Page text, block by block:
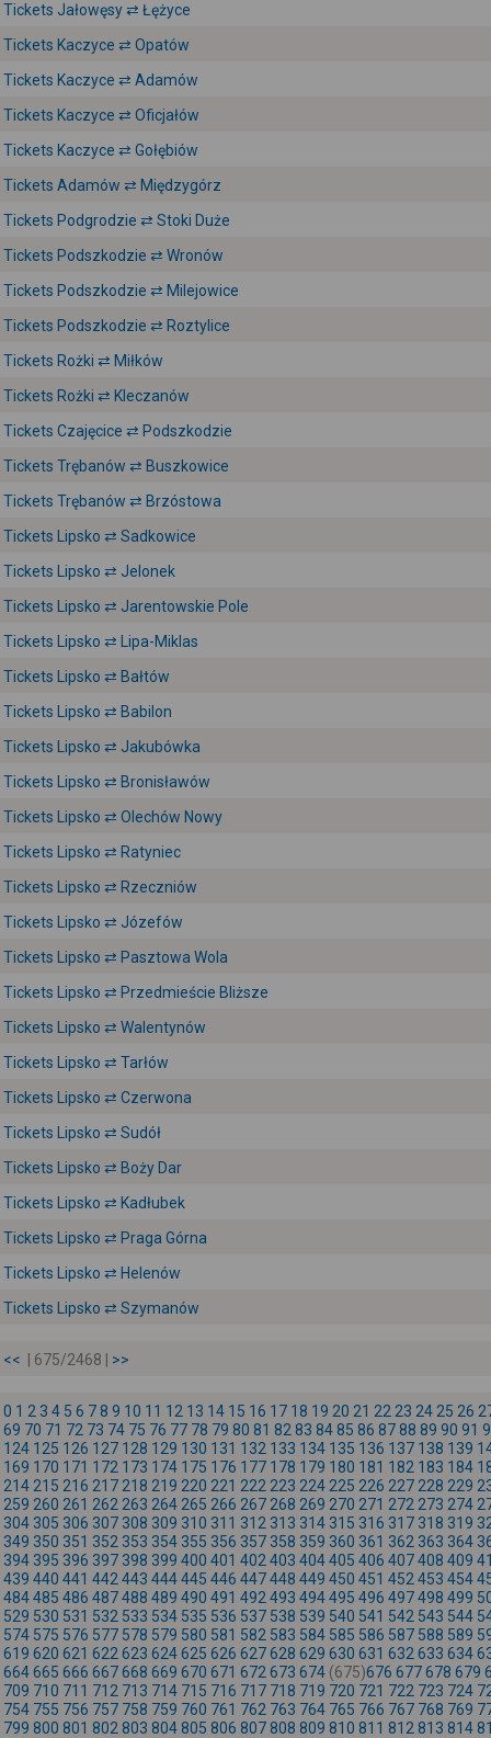
Tickets Jałowęsy ⇄ Łężyce
Tickets Kaczyce ⇄ Opatów
Tickets Kaczyce ⇄ Adamów
Tickets Kaczyce ⇄ Oficjałów
Tickets Kaczyce ⇄ Gołębiów
Tickets Adamów ⇄ Międzygórz
Tickets Podgrodzie ⇄ Stoki Duże
Tickets Podszkodzie ⇄ Wronów
Tickets Podszkodzie ⇄ Milejowice
Tickets Podszkodzie ⇄ Roztylice
Tickets Rożki ⇄ Miłków
Tickets Rożki ⇄ Kleczanów
Tickets Czajęcice ⇄ Podszkodzie
Tickets Trębanów ⇄ Buszkowice
Tickets Trębanów ⇄ Brzóstowa
Tickets Lipsko ⇄ Sadkowice
Tickets Lipsko ⇄ Jelonek
Tickets Lipsko ⇄ Jarentowskie Pole
Tickets Lipsko ⇄ Lipa-Miklas
Tickets Lipsko ⇄ Bałtów
Tickets Lipsko ⇄ Babilon
Tickets Lipsko ⇄ Jakubówka
Tickets Lipsko ⇄ Bronisławów
Tickets Lipsko ⇄ Olechów Nowy
Tickets Lipsko ⇄ Ratyniec
Tickets Lipsko ⇄ Rzeczniów
Tickets Lipsko ⇄ Józefów
Tickets Lipsko ⇄ Pasztowa Wola
Tickets Lipsko ⇄ Przedmieście Bliższe
Tickets Lipsko ⇄ Walentynów
Tickets Lipsko ⇄ Tarłów
Tickets Lipsko ⇄ Czerwona
Tickets Lipsko ⇄ Sudół
Tickets Lipsko ⇄ Boży Dar
Tickets Lipsko ⇄ Kadłubek
Tickets Lipsko ⇄ Praga Górna
Tickets Lipsko ⇄ Helenów
Tickets Lipsko ⇄ Szymanów
<< | 675/2468 | >>
0 1 2 3 4 5 6 78 9 10 11 12 13 14 15 16 17 18 19 20 21 22 23 24 25 26
69 70 71 72 73 74 75 76 77 78 79 80 81 82 83 8485 86 8788 89 90 91
124 125 126 127 128 129 130 131 132 133 134 135 136 137 138 139
169 170 171 172 173 174 175 176 177 178 179 180 181 182 183 184
214 215 216 217 218 219 220 221 222 223 224 225 226 227 228 229
259 260 261 262 263 264 265 266 267 268 269 270 271 272 273 274
304 305 306 307 308 309 310 311 312 313 314 315 316 317 318 319
349 350 351 352 353 354 355 356 357 358 359 360 361 362 363 364
394 395 396 397 398 399 400 401 402 403 404405 406 407408 409
439 440 441 442 443 444445 446 447448 449 450 451 452 453 454
484485 486 487488 489 490 491 492 493 494495 496 497498 499
529 530 531 532 533 534 535 536 537 538 539 540 541 542 543 544
574 575 576 577 578 579 580 581 582 583 584 585 586 587 588 589
619 620 621 622 623 624625 626 627628 629 630 631 632 633 634
664665 666 667668 669 670 671 672 673 674 (675)676 677678 679
709 710 711 712 713 714 715 716 717 718 719 720 721 722 723 724
754 755 756 757 758 759 760 761 762 763 764 765 766 767 768 769
799 800 801 802 803 804805 806 807808 809 810 811 812 813 814